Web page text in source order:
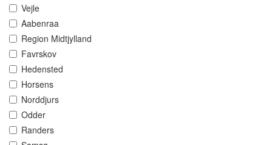
Vejle
Aabenraa
Region Midtjylland
Favrskov
Hedensted
Horsens
Norddjurs
Odder
Randers